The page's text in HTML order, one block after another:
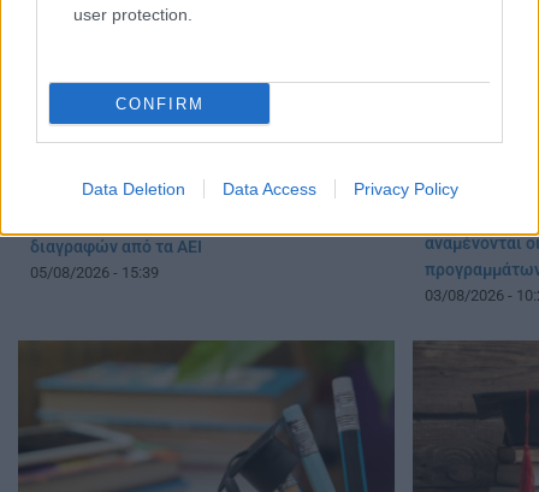
user protection.
CONFIRM
Data Deletion Data Access Privacy Policy
διαγραφών από τα ΑΕΙ
05/08/2026 - 15:39
αναμένονται
03/08/2026 -